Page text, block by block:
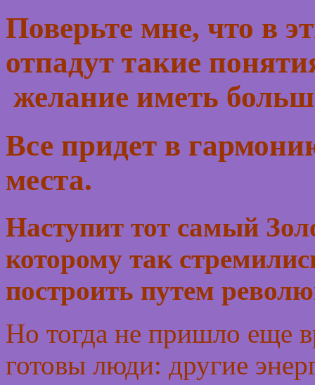
Поверьте мне, что в
отпадут такие
желание иметь
Все придет в
места.
Наступит тот самый
которому так
построить путем
Но тогда не пришло еще
готовы люди: другие